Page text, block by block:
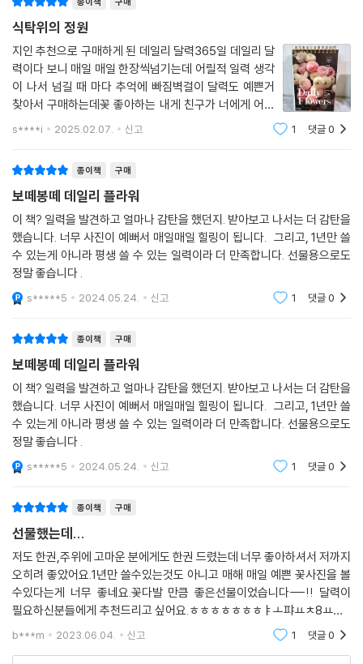
365일 꽃을 선물하는 아름다운 데일리 캘린더
“지금을 소중히 잘살아 보기로 해요.
짧은 순간 최선을 다해 아름답게 피워내는 꽃처럼 말이에요.”
흔히 축복의 메시지를 전할 때 꽃처럼 아름답고 향기로운 날들이기를 바라
는 마음의 표현으로 “꽃길만 걸으세요”라고 말을 건넨다. 〈보떼봉떼 데일
음이 고스란히 담겨있다. 1월 1일부터 한 장씩 넘기며 꽃의 이야기를 만나
다 7월 1일부터는 뒤집어서 사용하도록 알차게 구성되어 있다. 요일을 따
로 표시하지 않아 해가 바뀌어도 계속 사용할 수 있는 만년 일력으로 오래
두고 소장하며 함께할 수 있다. 골드 스프링 제본에 고급 용지, 견고한 삼각
대 받침으로 구성되어 매일 눈길이 닿는 책상이나 침대 머리맡에 세워 두
고 사용하기 편리하다. 또한 가로 148mm, 세로 210mm의 시원한 판형
색이 없다. 아름다운 사진과 글로 힐링의 시간을 주는 플라워 일력은 나 자
하는 뜻 깊은 선물이 되어 줄 것이다.
식탁위의 정원
지인 추천으로 구매하게 된 데일리 달력365일 데일리 달
력이다 보니 매일 매일 한장씩넘기는데 어릴적 일력 생각
이 나서 넘길 때 마다 추억에 빠짐벽걸이 달력도 예쁜거
찾아서 구매하는데꽃 좋아하는 내게 친구가 너에게 어울
릴거라해서데려온 요녀석이 넘 이쁨우리집 식탁위의 작
s****i 2025.02.07. 신고 1 댓글0
종이책 구매
보떼봉떼 데일리 플라워
이 책? 일력을 발견하고 얼마나 감탄을 했던지. 받아보고 나서는 더 감탄을
했습니다. 너무 사진이 예뻐서 매일매일 힐링이 됩니다. 그리고, 1년만 쓸
수 있는게 아니라 평생 쓸 수 있는 일력이라 더 만족합니다. 선물용으로도
정말 좋습니다 .
s*****5 2024.05.24. 신고 1 댓글0
종이책 구매
보떼봉떼 데일리 플라워
이 책? 일력을 발견하고 얼마나 감탄을 했던지. 받아보고 나서는 더 감탄을
했습니다. 너무 사진이 예뻐서 매일매일 힐링이 됩니다. 그리고, 1년만 쓸
수 있는게 아니라 평생 쓸 수 있는 일력이라 더 만족합니다. 선물용으로도
정말 좋습니다 .
s*****5 2024.05.24. 신고 1 댓글0
종이책 구매
선물했는데...
저도 한권,주위에 고마운 분에게도 한권 드렸는데 너무 좋아하셔서 저까지
오히려 좋았어요.1년만 쓸수있는것도 아니고 매해 매일 예쁜 꽃사진을 볼
수있다는게 너무 좋네요.꽃다발 만큼 좋은선물이었습니다---!! 달력이
필요하신분들에게 추천드리고 싶어요.ㅎㅎㅎㅎㅎㅎㅎㅑㅗ퍄ㅛㅊ8ㅛㅎ8
ㅛㅍ0ㅑㅗ0ㅑㅠ9ㅕㅍ8ㅛㅎ8ㅛㅎ9ㅕㅎ9ㅕㅎ8
b***m 2023.06.04. 신고 1 댓글0